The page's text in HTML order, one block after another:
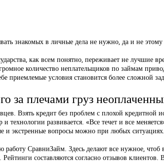
знакомых в личные дела не нужно, да и не
как всем понятно, переживает не лучшие
количество неплательщиков по займам
условия становится более сложной
плечами груз
Взять кредит без проблем с плохой
технологии развивается. «Все течет и все
и экстренные вопросы можно при любых ситуациях.
СравниЗайм. Здесь делают все нужное, чтоб
составляются согласно отзывов